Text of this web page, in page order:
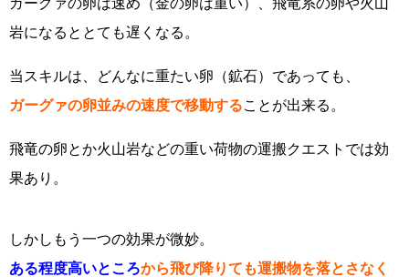
ガーグァの卵は速め（金の卵は重い）、飛竜系の卵や火山
岩になるととても遅くなる。
当スキルは、どんなに重たい卵（鉱石）であっても、
ガーグァの卵並みの速度で移動することが出来る。
飛竜の卵とか火山岩などの重い荷物の運搬クエストでは効
果あり。
しかしもう一つの効果が微妙。
ある程度高いところから飛び降りても運搬物を落とさなく